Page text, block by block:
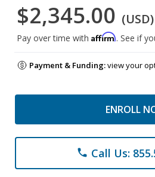
$2,345.00 (USD)
Pay over time with Affirm. See if
Payment & Funding:view your
ENROLL
phone Call Us: